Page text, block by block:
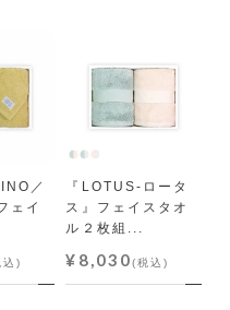
／
ェイ
込)
『LOTUS-ロータ
ス』フェイスタオ
ル２枚組...
¥8,030(税込)